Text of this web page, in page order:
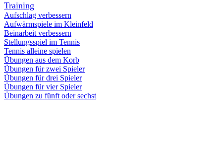
Training
Aufschlag verbessern
Aufwärmspiele im Kleinfeld
Beinarbeit verbessern
Stellungsspiel im Tennis
Tennis alleine spielen
Übungen aus dem Korb
Übungen für zwei Spieler
Übungen für drei Spieler
Übungen für vier Spieler
Übungen zu fünft oder sechst